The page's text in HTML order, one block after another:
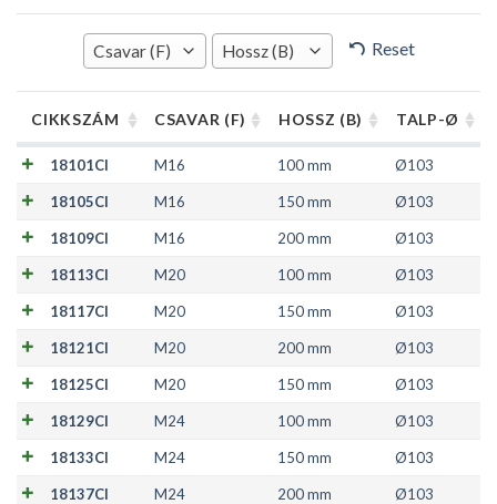
Csavar (F) Hossz (B) Reset
CIKKSZÁM CSAVAR (F) HOSSZ (B) TALP-Ø
18101CI M16 100 mm Ø103
18105CI M16 150 mm Ø103
18109CI M16 200 mm Ø103
18113CI M20 100 mm Ø103
18117CI M20 150 mm Ø103
18121CI M20 200 mm Ø103
18125CI M20 150 mm Ø103
18129CI M24 100 mm Ø103
18133CI M24 150 mm Ø103
18137CI M24 200 mm Ø103